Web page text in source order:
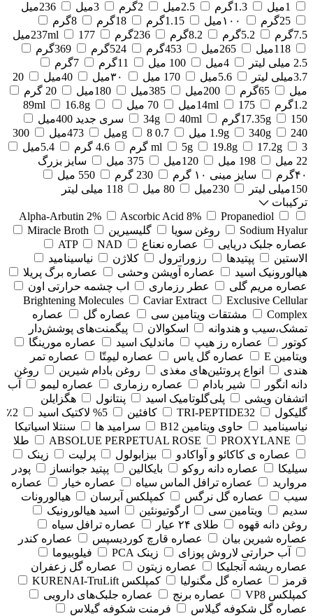
1میل
1.3گرم 2.5میل 2گرم 3میل
236میل
25گرم
۱۰۰میل 1.15گرم 18گرم
8گرم
7.5گرم
5.2گرم 8.2گرم 236گرم 237ml
177میل
118میل
265میل 453گرم 524گرم
369گرم
2.5 میلی لیتر
4میل 100 میل 11گرم
7گرم
3.7میلی لیتر
5.6میل 170 میل ۳۰میل 40میل
20
میل
65گرم 200میل 385میل 180میل
20 گرم
1.2گرم
14ml 175میل 70 میل 89ml
16.8g
17.35g
150گرم 34g 40ml
سری جدید 400میل
1.9g
340g 240 میل 0.7 g 8میل 473میل
300
ml
5g 19.8g 17.2g 3 گرم 4.6 گرم
5.4میل
22 میل
198 میل 120میل 375 میل
سایز بزرگ
۴۰گرم
سایز مینی ۱۰ گرم 230 گرم
550 میل
150میلی لیتر
230میل 80 میل
118 میلی لیتر
ترکیبات
Alpha-Arbutin 2%
Ascorbic Acid 8%
Propanediol
Sodium Hyalur
روغن سویا گلیسیرین
Miracle Broth
عصاره جلبک دریایی
عصاره نعناع ATP
NAD
الاستین
پپتیدها رزوراترول کلاژن
⁠نیاسینامید
هیالورونیک اسید
عصاره آویشن وحشی
عصاره برگ پریلا
عصاره مریم گلی
عطر رزماری
اب چشمه حرارتی اون
Brightening Molecules
Caviar Extract
Exclusive Cellular
Complex
مشتقات ویتامین سی عصاره گل
عصاره
تمشک،سیب و هندوانه
اسکوالان
پیگمنت‌های پوشش‌دار
کوتور
عصاره رز هیپ ماندلیک اسید
عصاره مورینگا
ویتامین E
عصاره گل یاس عصاره لیمِتّا
عصاره تمر
هندی
انواع پروتئین‌های مغذی روغن بادام شیرین
روغن
دانه انگور
شیر بادام عصاره رزماری عصاره لیمو
آب
اتشفان ویشی
پلی‌گلوتامیک اسید پنتانول
هگزایلن
گلیکول
TRI-PEPTIDE32 کافئین 5% لاکتیک اسید
2٪
نیاسینامید
حاوی ویتامین B12 سرامید ها
سنتلا اسیاتیکا
ABSOLUE PERPETUAL ROSE
PROXYLANE
طلا
عصاره ی کاکائو و آواکادو
بیزابولول پرلیت
زینک
سیلیکا
عصاره دانه روکو بایکالین پپتید جوانساز
پودر
مروارید
عصاره ترافل الماس سیاه عصاره خیار
عصاره
سیب
عصاره گل نرگس کمپلکس آبرسان
هیالورونات
سدیم
ویتامین سی ارگوتیونئین
اسید هیالورونیک
روغن دانه قهوه
طلای ۲۴ عیار
عصاره ترافل سیاه
عصاره شیرین بیان
عصاره قارچ کوردیسپس
عصاره کندر
آب حرارتی لاروش پوزای
زینک PCA
فیلوبیوما
عصاره ریشه آنجلیکا
عصاره زیتون
عصاره گل زعفران
قرمز
عصاره گل مگنولیا
کمپلکس KURENAI-TruLift
کمپلکس VP8
عصاره برنج
عصاره جلبک‌های دارویی
عصاره گل شکوفه گیلاس
فرمنت شکوفه گیلاس